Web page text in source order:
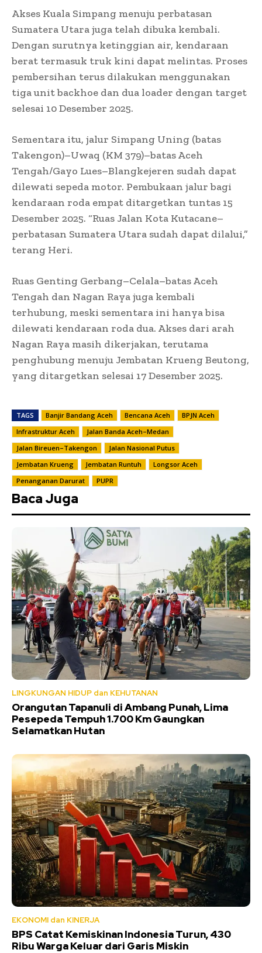
Akses Kuala Simpang menuju perbatasan
Sumatera Utara juga telah dibuka kembali.
Dengan surutnya ketinggian air, kendaraan
berat termasuk truk kini dapat melintas. Proses
pembersihan terus dilakukan menggunakan
tiga unit backhoe dan dua loader dengan target
selesai 10 Desember 2025.
Sementara itu, jalur Simpang Uning (batas
Takengon)–Uwaq (KM 379)–batas Aceh
Tengah/Gayo Lues–Blangkejeren sudah dapat
dilewati sepeda motor. Pembukaan jalur bagi
kendaraan roda empat ditargetkan tuntas 15
Desember 2025. “Ruas Jalan Kota Kutacane–
perbatasan Sumatera Utara sudah dapat dilalui,”
terang Heri.
Ruas Genting Gerbang–Celala–batas Aceh
Tengah dan Nagan Raya juga kembali
terhubung, meski sementara ini hanya bisa
dilewati kendaraan roda dua. Akses dari arah
Nagan Raya masih dikerjakan, terutama
penghubung menuju Jembatan Krueng Beutong,
yang ditargetkan selesai 17 Desember 2025.
TAGS Banjir Bandang Aceh Bencana Aceh
BPJN Aceh
Infrastruktur Aceh
Jalan Banda Aceh–Medan
Jalan Bireuen–Takengon
Jalan Nasional Putus
Jembatan Krueng
Jembatan Runtuh
Longsor Aceh
Penanganan Darurat
PUPR
Baca Juga
LINGKUNGAN HIDUP dan KEHUTANAN
Orangutan Tapanuli di Ambang Punah, Lima
Pesepeda Tempuh 1.700 Km Gaungkan
Selamatkan Hutan
EKONOMI dan KINERJA
BPS Catat Kemiskinan Indonesia Turun, 430
Ribu Warga Keluar dari Garis Miskin